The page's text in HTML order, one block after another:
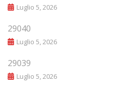
Luglio 5, 2026
29040
Luglio 5, 2026
29039
Luglio 5, 2026